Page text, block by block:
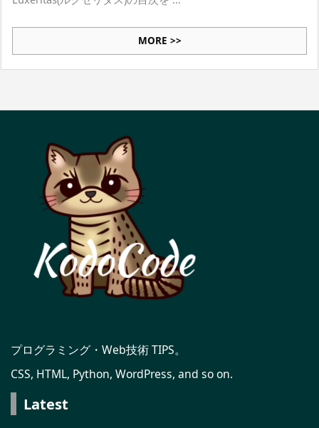
MORE >>
プログラミング・Web技術 TIPS。
CSS, HTML, Python, WordPress, and so on.
Latest